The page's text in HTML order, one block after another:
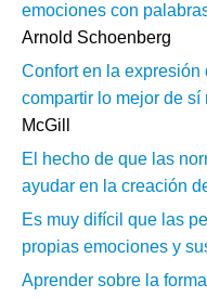
emociones con
Arnold Schoenberg
Confort en la expresión
compartir lo mejor de sí
McGill
El hecho de que las
ayudar en la creación
Es muy difícil que las
propias emociones y
Aprender sobre la